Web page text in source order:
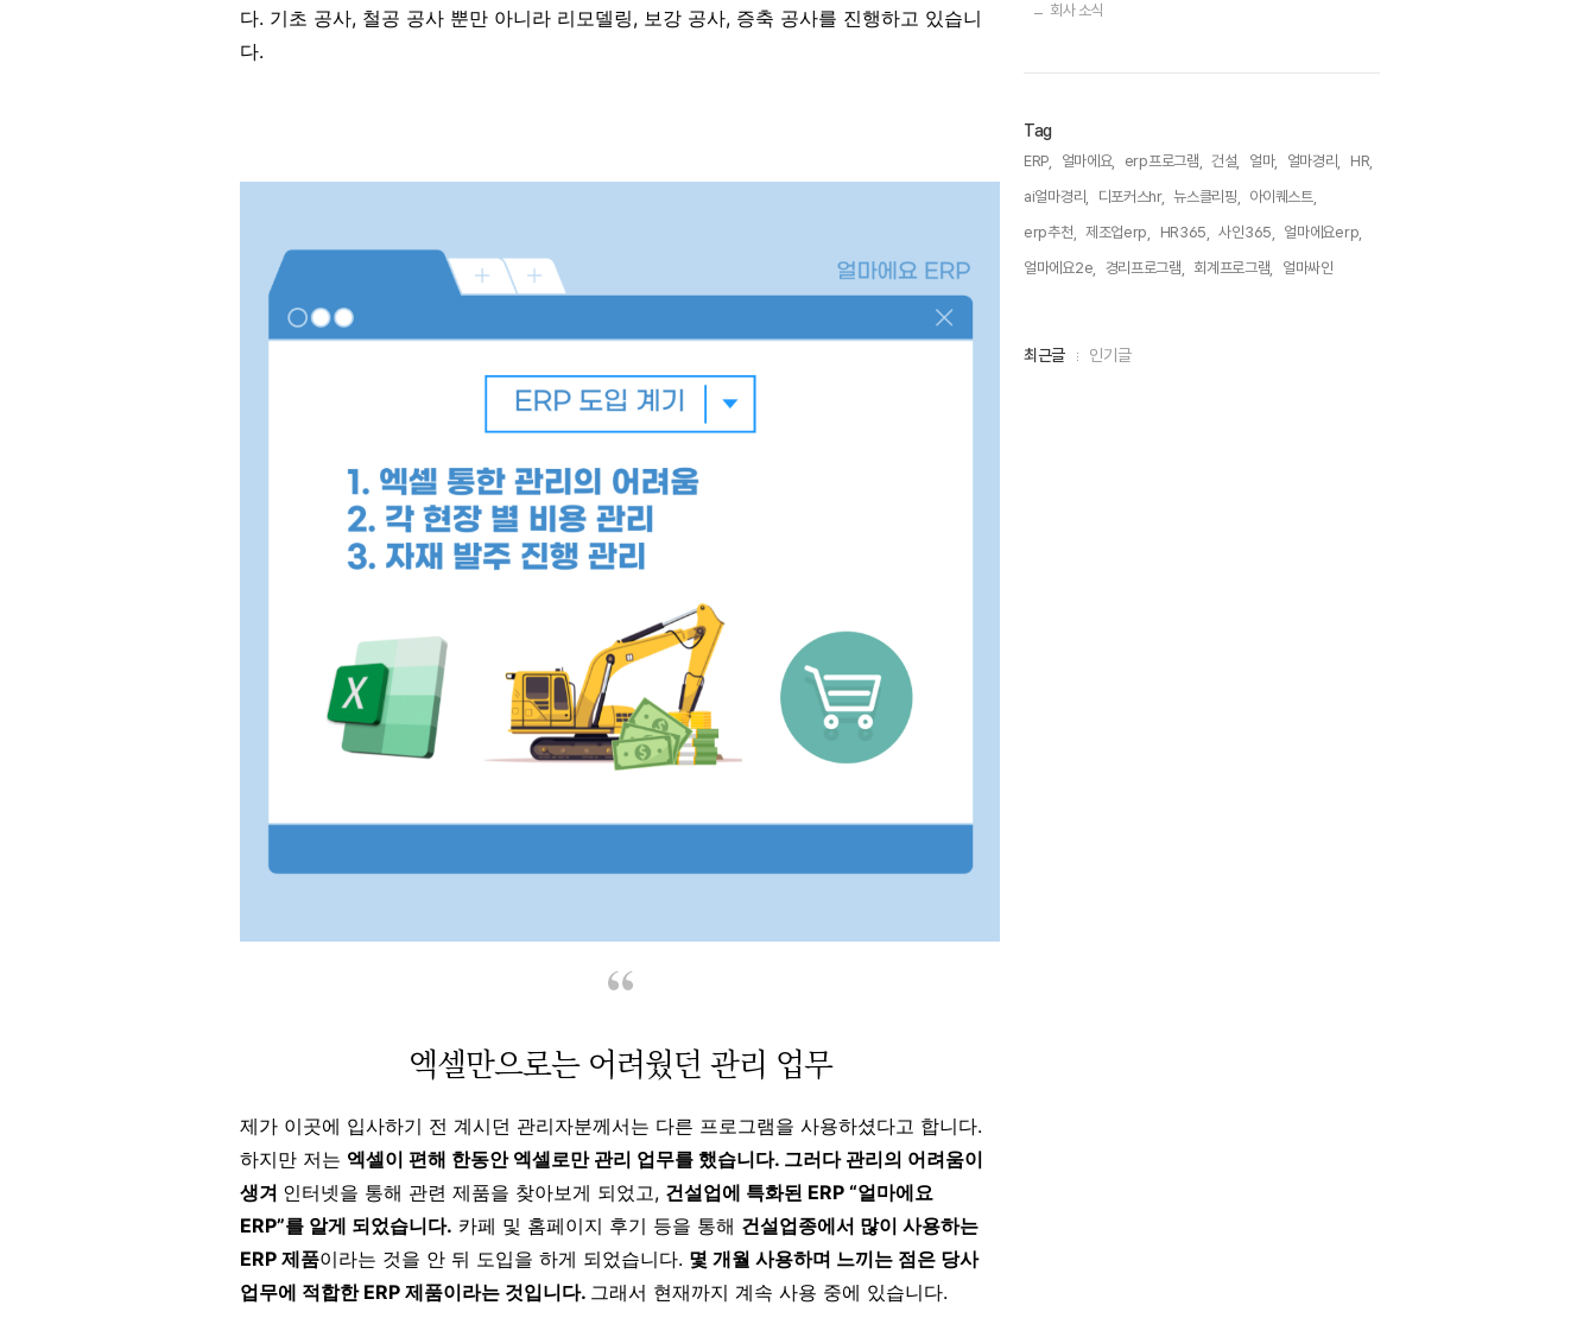
다. 기초 공사, 철공 공사 뿐만 아니라 리모델링, 보강 공사, 증축 공사를 진행하고 있습니
다.
엑셀만으로는 어려웠던 관리 업무
제가 이곳에 입사하기 전 계시던 관리자분께서는 다른 프로그램을 사용하셨다고 합니다.
하지만 저는 엑셀이 편해 한동안 엑셀로만 관리 업무를 했습니다. 그러다 관리의 어려움이
생겨 인터넷을 통해 관련 제품을 찾아보게 되었고, 건설업에 특화된 ERP “얼마에요
ERP”를 알게 되었습니다. 카페 및 홈페이지 후기 등을 통해 건설업종에서 많이 사용하는
ERP 제품이라는 것을 안 뒤 도입을 하게 되었습니다. 몇 개월 사용하며 느끼는 점은 당사
업무에 적합한 ERP 제품이라는 것입니다. 그래서 현재까지 계속 사용 중에 있습니다.
회사 소식
Tag
ERP, 얼마에요, erp프로그램, 건설, 얼마, 얼마경리,
HR,
ai얼마경리,
디포커스hr, 뉴스클리핑,
아이퀘스트,
erp추천,
제조업erp, HR365, 사인365,
얼마에요erp,
얼마에요2e,
경리프로그램, 회계프로그램, 얼마싸인,
최
최근글 인기글